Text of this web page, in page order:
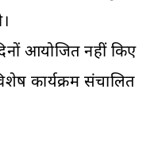
आयोजित नहीं किए
कार्यक्रम संचालित